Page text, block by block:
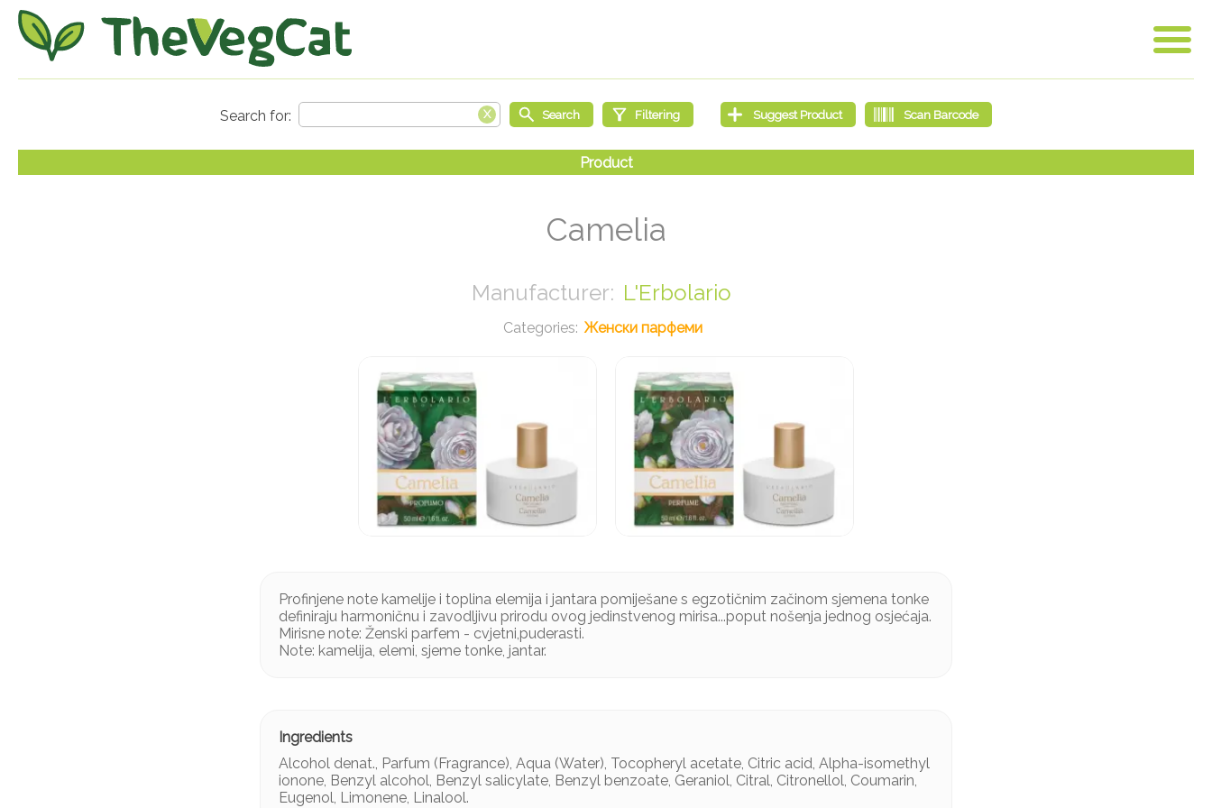
Camelia
L'Erbolario
Женски парфеми
Profinjene note kamelije i toplina elemija i jantara pomiješane s egzotičnim začinom sjemena tonke
definiraju harmoničnu i zavodljivu prirodu ovog jedinstvenog mirisa...poput nošenja jednog osjećaja.
Mirisne note: Ženski parfem - cvjetni,puderasti.
Note: kamelija, elemi, sjeme tonke, jantar.
Alcohol denat., Parfum (Fragrance), Aqua (Water), Tocopheryl acetate, Citric acid, Alpha-isomethyl
ionone, Benzyl alcohol, Benzyl salicylate, Benzyl benzoate, Geraniol, Citral, Citronellol, Coumarin,
Eugenol, Limonene, Linalool.